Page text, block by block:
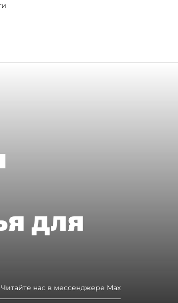
для
Читайте нас в мессенджере Max